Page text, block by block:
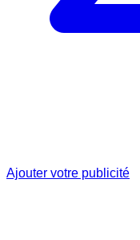
Ajouter votre publicité